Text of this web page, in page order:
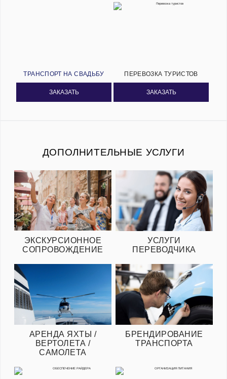
ТРАНСПОРТ НА СВАДЬБУ
ЗАКАЗАТЬ
ПЕРЕВОЗКА ТУРИСТОВ
ЗАКАЗАТЬ
ДОПОЛНИТЕЛЬНЫЕ УСЛУГИ
ЭКСКУРСИОННОЕ
СОПРОВОЖДЕНИЕ
УСЛУГИ
ПЕРЕВОДЧИКА
АРЕНДА ЯХТЫ /
ВЕРТОЛЕТА /
САМОЛЕТА
БРЕНДИРОВАНИЕ
ТРАНСПОРТА